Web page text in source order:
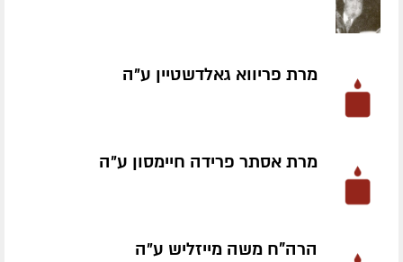
מרת פריווא גאלדשטיין ע״ה
מרת אסתר פרידה חיימסון ע״ה
הרה"ח משה מייזליש ע״ה